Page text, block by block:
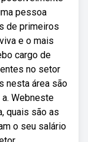
pessoa
de primeiros
e o mais
cargo de
no setor
nesta área são
Webneste
quais são as
o seu salário